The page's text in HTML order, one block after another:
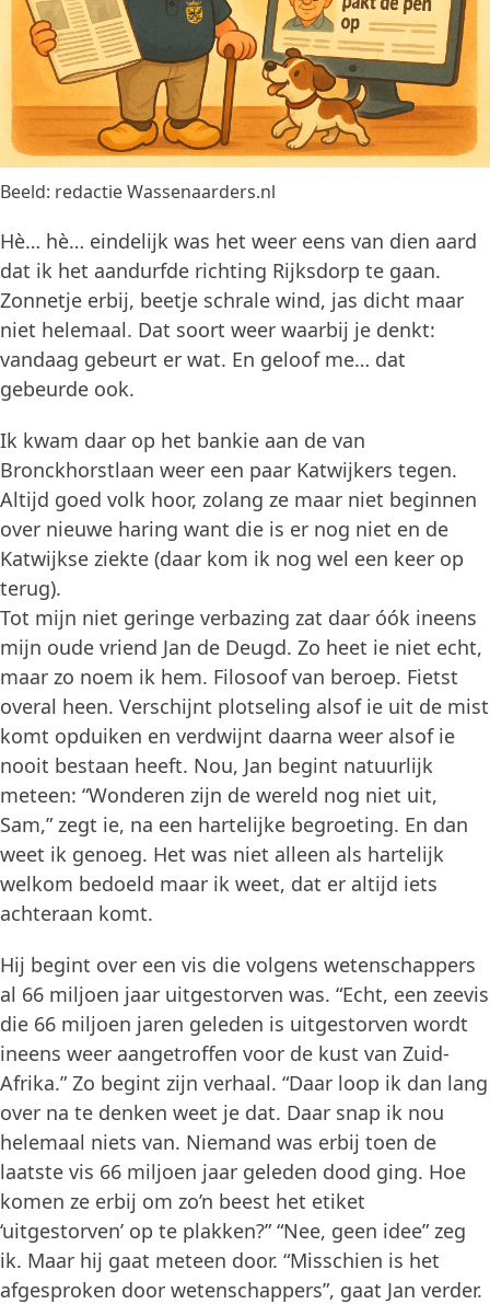
Beeld: redactie Wassenaarders.nl
Hè… hè… eindelijk was het weer eens van dien aard
dat ik het aandurfde richting Rijksdorp te gaan.
Zonnetje erbij, beetje schrale wind, jas dicht maar
niet helemaal. Dat soort weer waarbij je denkt:
vandaag gebeurt er wat. En geloof me… dat
gebeurde ook.
Ik kwam daar op het bankie aan de van
Bronckhorstlaan weer een paar Katwijkers tegen.
Altijd goed volk hoor, zolang ze maar niet beginnen
over nieuwe haring want die is er nog niet en de
Katwijkse ziekte (daar kom ik nog wel een keer op
terug).
Tot mijn niet geringe verbazing zat daar óók ineens
mijn oude vriend Jan de Deugd. Zo heet ie niet echt,
maar zo noem ik hem. Filosoof van beroep. Fietst
overal heen. Verschijnt plotseling alsof ie uit de mist
komt opduiken en verdwijnt daarna weer alsof ie
nooit bestaan heeft. Nou, Jan begint natuurlijk
meteen: “Wonderen zijn de wereld nog niet uit,
Sam,” zegt ie, na een hartelijke begroeting. En dan
weet ik genoeg. Het was niet alleen als hartelijk
welkom bedoeld maar ik weet, dat er altijd iets
achteraan komt.
Hij begint over een vis die volgens wetenschappers
al 66 miljoen jaar uitgestorven was. “Echt, een zeevis
die 66 miljoen jaren geleden is uitgestorven wordt
ineens weer aangetroffen voor de kust van Zuid-
Afrika.” Zo begint zijn verhaal. “Daar loop ik dan lang
over na te denken weet je dat. Daar snap ik nou
helemaal niets van. Niemand was erbij toen de
laatste vis 66 miljoen jaar geleden dood ging. Hoe
komen ze erbij om zo’n beest het etiket
‘uitgestorven’ op te plakken?” “Nee, geen idee” zeg
ik. Maar hij gaat meteen door. “Misschien is het
afgesproken door wetenschappers”, gaat Jan verder.